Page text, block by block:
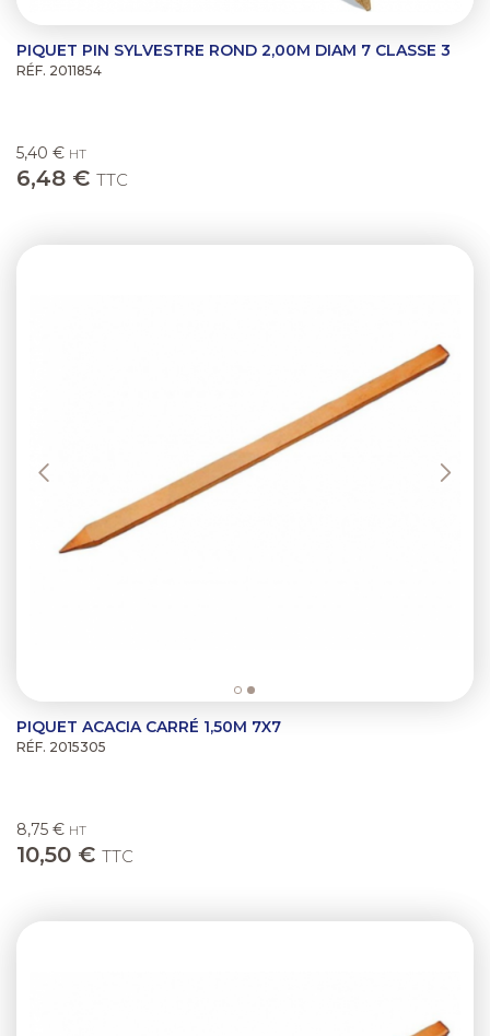
PIQUET PIN SYLVESTRE ROND 2,00M DIAM 7 CLASSE 3
RÉF. 2011854
5,40 € HT
6,48 € TTC
PIQUET ACACIA CARRÉ 1,50M 7X7
RÉF. 2015305
8,75 € HT
10,50 € TTC